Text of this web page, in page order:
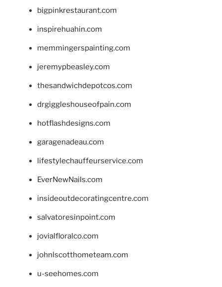
bigpinkrestaurant.com
inspirehuahin.com
memmingerspainting.com
jeremypbeasley.com
thesandwichdepotcos.com
drgiggleshouseofpain.com
hotflashdesigns.com
garagenadeau.com
lifestylechauffeurservice.com
EverNewNails.com
insideoutdecoratingcentre.com
salvatoresinpoint.com
jovialfloralco.com
johnlscotthometeam.com
u-seehomes.com